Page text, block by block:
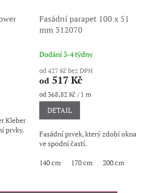
Kleber
prvky.
Fasádní parapet 100 x 51
mm 312070
Dodání 3-4 týdny
od 427 Kč bez DPH
od 517 Kč
Měrná
cena:
od 368,82 Kč / 1 m
DETAIL
Fasádní prvek, který zdobí okna
ve spodní častí.
140 cm
170 cm 200 cm